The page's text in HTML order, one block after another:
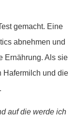
gemacht. Eine
abnehmen und
Ernährung. Als sie
Hafermilch und die
auf die werde ich